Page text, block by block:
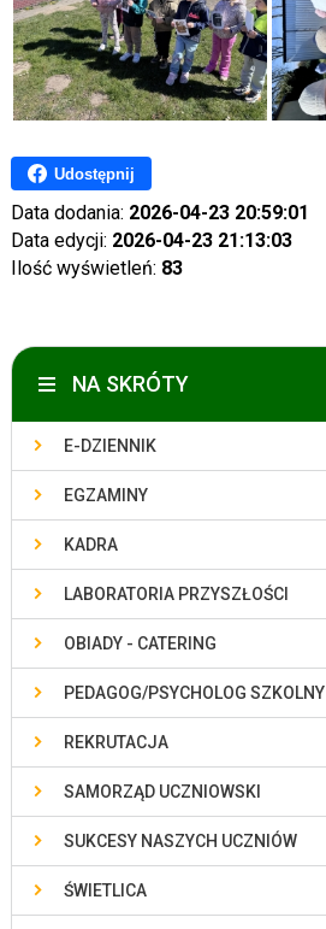
Udostępnij
Data dodania: 2026-04-23 20:59:01
Data edycji: 2026-04-23 21:13:03
Ilość wyświetleń: 83
NA SKRÓTY
E-DZIENNIK
EGZAMINY
KADRA
LABORATORIA PRZYSZŁOŚCI
OBIADY - CATERING
PEDAGOG/PSYCHOLOG SZKOLNY
REKRUTACJA
SAMORZĄD UCZNIOWSKI
SUKCESY NASZYCH UCZNIÓW
ŚWIETLICA